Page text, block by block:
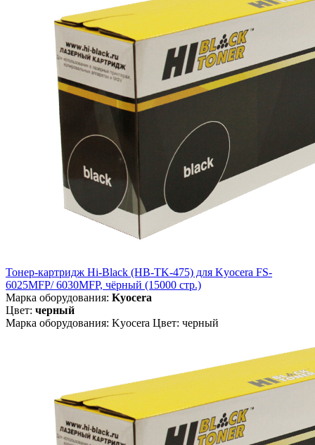
Тонер-картридж Hi-Black (HB-TK-475) для Kyocera FS-
6025MFP/ 6030MFP, чёрный (15000 стр.)
Марка оборудования: Kyocera
Цвет: черный
Марка оборудования: Kyocera Цвет: черный